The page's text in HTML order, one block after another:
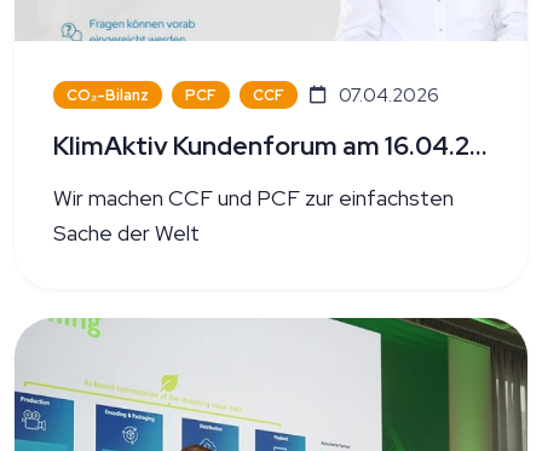
CO₂-Bilanz PCF CCF 07.04.2026
KlimAktiv Kundenforum am 16.04.2026
Wir machen CCF und PCF zur einfachsten
Sache der Welt